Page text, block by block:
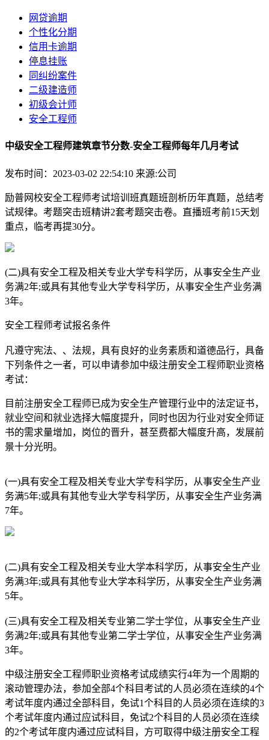
网贷逾期
个性化分期
信用卡逾期
停息挂账
同纠纷案件
二级建造师
初级会计师
安全工程师
中级安全工程师建筑章节分数-安全工程师每年几月考试
发布时间：2023-03-02 22:54:10 来源:公司
励普网校安全工程师考试培训班真题班剖析历年真题，总结考
试规律。考题突击班精讲2套考题突击卷。直播班考前15天划
重点，临考再提30分。
(二)具有安全工程及相关专业大学专科学历，从事安全生产业
务满2年;或具有其他专业大学专科学历，从事安全生产业务满
3年。
安全工程师考试报名条件
凡遵守宪法、、法规，具有良好的业务素质和道德品行，具备
下列条件之一者，可以申请参加中级注册安全工程师职业资格
考试：
目前注册安全工程师已成为安全生产管理行业中的法定证书，
就业空间和就业选择大幅度提升，同时也因为行业对安全师证
书的需求量增加，岗位的晋升，甚至费都大幅度升高，发展前
景十分光明。
(一)具有安全工程及相关专业大学专科学历，从事安全生产业
务满5年;或具有其他专业大学专科学历，从事安全生产业务满
7年。
(二)具有安全工程及相关专业大学本科学历，从事安全生产业
务满3年;或具有其他专业大学本科学历，从事安全生产业务满
5年。
(三)具有安全工程及相关专业第二学士学位，从事安全生产业
务满2年;或具有其他专业第二学士学位，从事安全生产业务满
3年。
中级注册安全工程师职业资格考试成绩实行4年为一个周期的
滚动管理办法，参加全部4个科目考试的人员必须在连续的4个
考试年度内通过全部科目，免试1个科目的人员必须在连续的3
个考试年度内通过应试科目，免试2个科目的人员必须在连续
的2个考试年度内通过应试科目，方可取得中级注册安全工程